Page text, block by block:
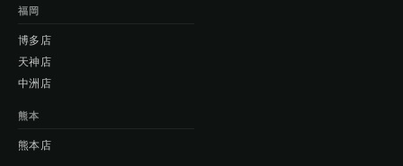
福岡
博多店
天神店
中洲店
熊本
熊本店